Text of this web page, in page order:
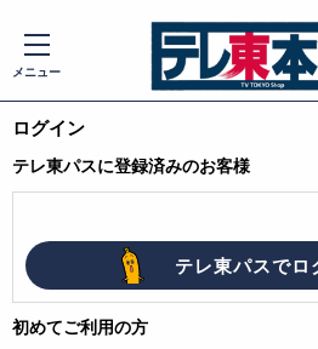
メニュー
ログイン
テレ東パスに登録済みのお客様
初めてご利用の方